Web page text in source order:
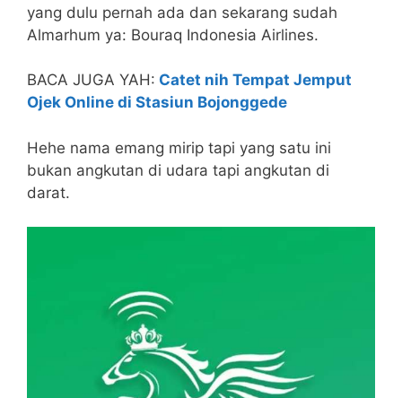
yang dulu pernah ada dan sekarang sudah
Almarhum ya: Bouraq Indonesia Airlines.
BACA JUGA YAH: Catet nih Tempat Jemput
Ojek Online di Stasiun Bojonggede
Hehe nama emang mirip tapi yang satu ini
bukan angkutan di udara tapi angkutan di
darat.